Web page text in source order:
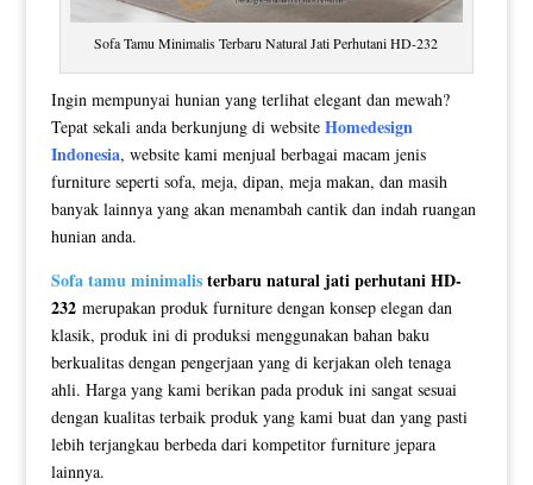
Sofa Tamu Minimalis Terbaru Natural Jati Perhutani HD-232
Ingin mempunyai hunian yang terlihat elegant dan mewah?
Tepat sekali anda berkunjung di website Homedesign
Indonesia, website kami menjual berbagai macam jenis
furniture seperti sofa, meja, dipan, meja makan, dan masih
banyak lainnya yang akan menambah cantik dan indah ruangan
hunian anda.
Sofa tamu minimalisterbaru natural jati perhutani HD-
232merupakan produk furniture dengan konsep elegan dan
klasik, produk ini di produksi menggunakan bahan baku
berkualitas dengan pengerjaan yang di kerjakan oleh tenaga
ahli. Harga yang kami berikan pada produk ini sangat sesuai
dengan kualitas terbaik produk yang kami buat dan yang pasti
lebih terjangkau berbeda dari kompetitor furniture jepara
lainnya.